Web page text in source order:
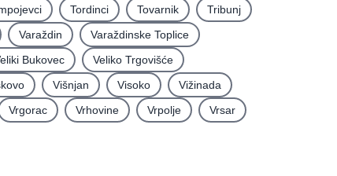
Tordinci Tovarnik
Tribunj
Varaždin
Varaždinske Toplice
Bukovec
Veliko Trgovišće
Višnjan Visoko
Vižinada
Vrgorac Vrhovine Vrpolje
Vrsar